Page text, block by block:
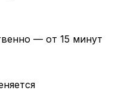
— от 15 минут